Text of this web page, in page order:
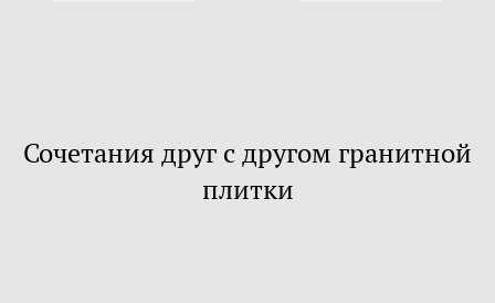
Сочетания друг с другом гранитной
плитки